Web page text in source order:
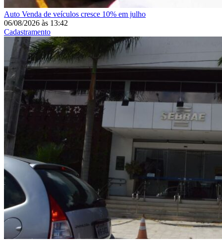
Auto Venda de veículos cresce 10% em julho
06/08/2026 às 13:42
Cadastramento